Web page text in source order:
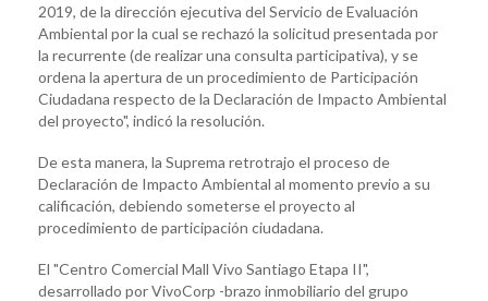
2019, de la dirección ejecutiva del Servicio de Evaluación
Ambiental por la cual se rechazó la solicitud presentada por
la recurrente (de realizar una consulta participativa), y se
ordena la apertura de un procedimiento de Participación
Ciudadana respecto de la Declaración de Impacto Ambiental
del proyecto", indicó la resolución.
De esta manera, la Suprema retrotrajo el proceso de
Declaración de Impacto Ambiental al momento previo a su
calificación, debiendo someterse el proyecto al
procedimiento de participación ciudadana.
El "Centro Comercial Mall Vivo Santiago Etapa II",
desarrollado por VivoCorp -brazo inmobiliario del grupo